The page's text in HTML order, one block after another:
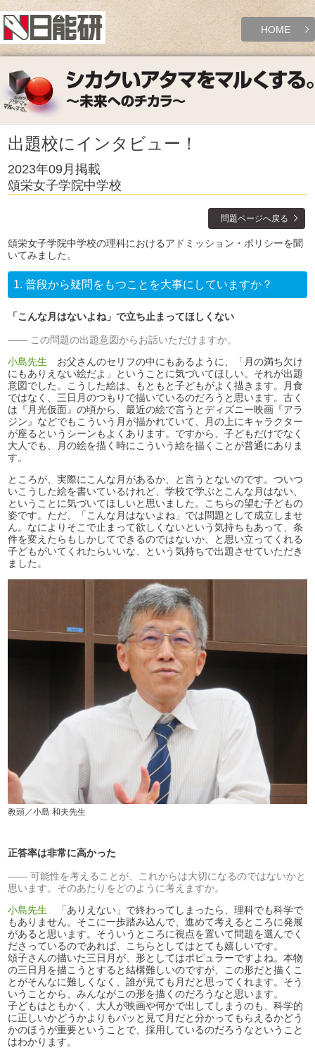
HOME
出題校にインタビュー！
2023年09月掲載
頌栄女子学院中学校
問題ページへ戻る
頌栄女子学院中学校の理科におけるアドミッション・ポリシーを聞
いてみました。
1. 普段から疑問をもつことを大事にしていますか？
「こんな月はないよね」で立ち止まってほしくない
この問題の出題意図からお話いただけますか。
小島先生 お父さんのセリフの中にもあるように、「月の満ち欠け
にもありえない絵だよ」ということに気づいてほしい。それが出題
意図でした。こうした絵は、もともと子どもがよく描きます。月食
ではなく、三日月のつもりで描いているのだろうと思います。古く
は『月光仮面』の頃から、最近の絵で言うとディズニー映画『アラ
ジン』などでもこういう月が描かれていて、月の上にキャラクター
が座るというシーンもよくあります。ですから、子どもだけでなく
大人でも、月の絵を描く時にこういう絵を描くことが普通にありま
す。
ところが、実際にこんな月があるか、と言うとないのです。ついつ
いこうした絵を書いているけれど、学校で学ぶとこんな月はない、
ということに気づいてほしいと思いました。こちらの望む子どもの
姿です。ただ、「こんな月はないよね」では問題として成立しませ
ん。なによりそこで止まって欲しくないという気持ちもあって、条
件を変えたらもしかしてできるのではないか、と思い立ってくれる
子どもがいてくれたらいいな、という気持ちで出題させていただき
ました。
教頭／小島 和夫先生
正答率は非常に高かった
可能性を考えることが、これからは大切になるのではないかと
思います。そのあたりをどのように考えますか。
小島先生 「ありえない」で終わってしまったら、理科でも科学で
もありません。そこに一歩踏み込んで、進めて考えるところに発展
があると思います。そういうところに視点を置いて問題を選んでく
ださっているのであれば、こちらとしてはとても嬉しいです。
頌子さんの描いた三日月が、形としてはポピュラーですよね。本物
の三日月を描こうとすると結構難しいのですが、この形だと描くこ
とがそんなに難しくなく、誰が見ても月だと思ってくれます。そう
いうことから、みんながこの形を描くのだろうなと思います。
子どもはともかく、大人が映画や何かで出してしまうのも、科学的
に正しいかどうかよりもパッと見て月だと分かってもらえるかどう
かのほうが重要ということで、採用しているのだろうなということ
はわかります。